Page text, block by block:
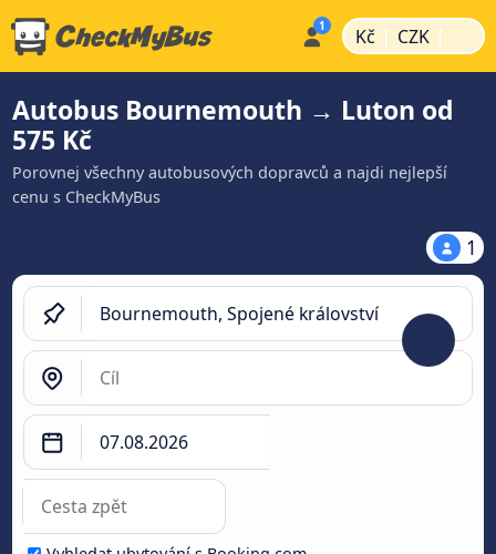
Kč | CZK |
Autobus Bournemouth → Luton od
575 Kč
Porovnej všechny autobusových dopravců a najdi nejlepší
cenu s CheckMyBus
1